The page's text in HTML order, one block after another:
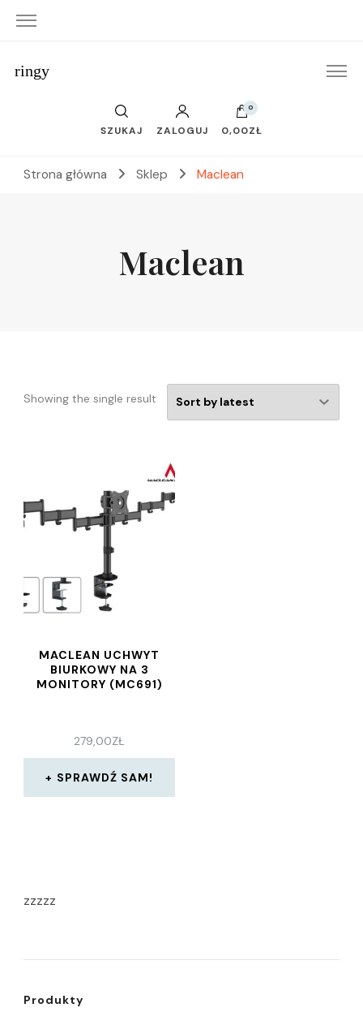
ringy
SZUKAJ ZALOGUJ
0
0,00ZŁ
Strona główna Sklep Maclean
Maclean
Showing the single result
MACLEAN UCHWYT
BIURKOWY NA 3
MONITORY (MC691)
279,00ZŁ
SPRAWDŹ SAM!
zzzzz
Produkty